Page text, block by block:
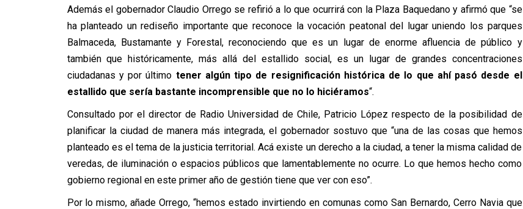
Además el gobernador Claudio Orrego se refirió a lo que ocurrirá con la Plaza Baquedano y afirmó que “se
ha planteado un rediseño importante que reconoce la vocación peatonal del lugar uniendo los parques
Balmaceda, Bustamante y Forestal, reconociendo que es un lugar de enorme afluencia de público y
también que históricamente, más allá del estallido social, es un lugar de grandes concentraciones
ciudadanas y por último tener algún tipo de resignificación histórica de lo que ahí pasó desde el
estallido que sería bastante incomprensible que no lo hiciéramos“.
Consultado por el director de Radio Universidad de Chile, Patricio López respecto de la posibilidad de
planificar la ciudad de manera más integrada, el gobernador sostuvo que “una de las cosas que hemos
planteado es el tema de la justicia territorial. Acá existe un derecho a la ciudad, a tener la misma calidad de
veredas, de iluminación o espacios públicos que lamentablemente no ocurre. Lo que hemos hecho como
gobierno regional en este primer año de gestión tiene que ver con eso”.
Por lo mismo, añade Orrego, “hemos estado invirtiendo en comunas como San Bernardo, Cerro Navia que